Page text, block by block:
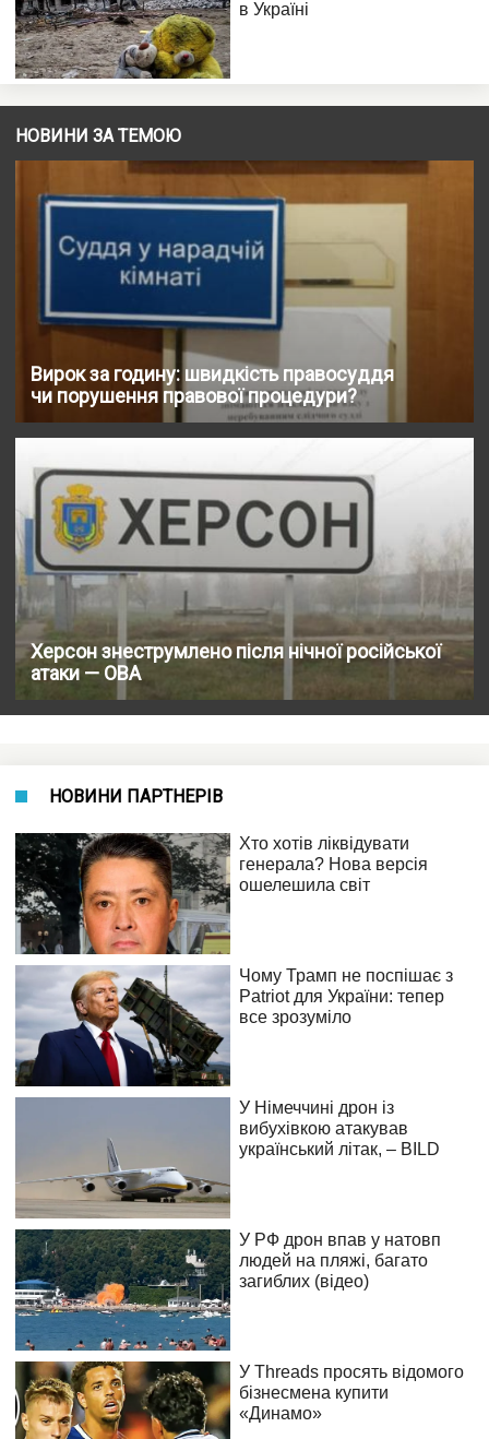
НОВИНИ ЗА ТЕМОЮ
Вирок за годину: швидкість правосуддя
чи порушення правової процедури?
Херсон знеструмлено після нічної російської
атаки — ОВА
НОВИНИ ПАРТНЕРІВ